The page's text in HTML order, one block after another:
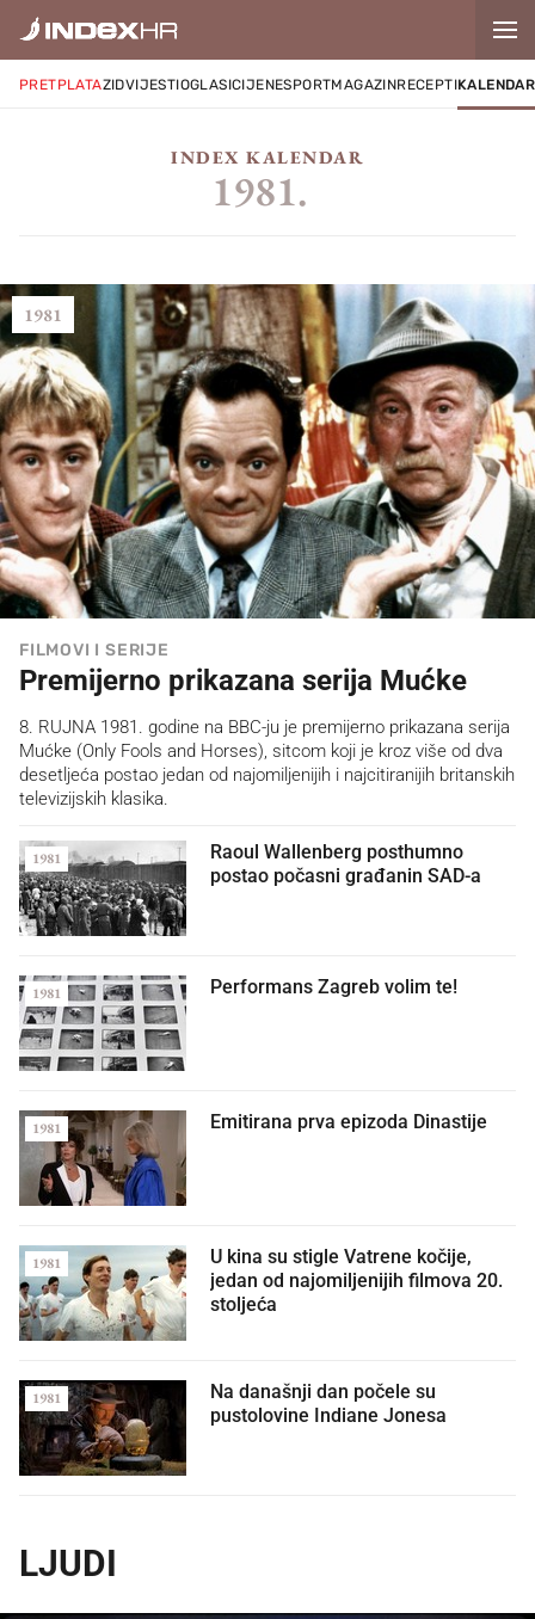
PRETPLATAZIDVIJESTIOGLASICIJENESPORTMAGAZINRECEPTIKALENDAR
INDEX KALENDAR
1981.
FILMOVI I SERIJE
Premijerno prikazana serija Mućke
1981
8. RUJNA 1981. godine na BBC-ju je premijerno prikazana serija
Mućke (Only Fools and Horses), sitcom koji je kroz više od dva
desetljeća postao jedan od najomiljenijih i najcitiranijih britanskih
televizijskih klasika.
Raoul Wallenberg posthumno
postao počasni građanin SAD-a
1981
Performans Zagreb volim te!
1981
Emitirana prva epizoda Dinastije
1981
U kina su stigle Vatrene kočije,
jedan od najomiljenijih filmova 20.
stoljeća
1981
Na današnji dan počele su
pustolovine Indiane Jonesa
1981
LJUDI